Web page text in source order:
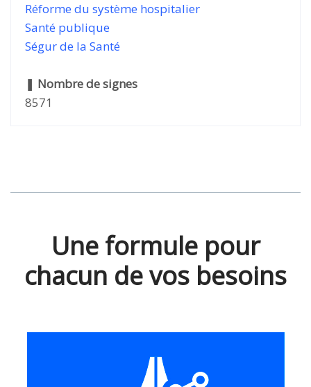
Réforme du système hospitalier
Santé publique
Ségur de la Santé
❚ Nombre de signes
8571
Une formule pour
chacun de vos besoins